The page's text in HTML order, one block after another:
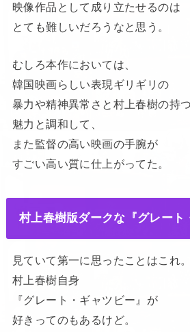
映像作品として成り立たせるのは
とても難しいだろうなと思う。
むしろ本作においては、
韓国映画らしい表現ギリギリの
暴力や精神異常さと村上春樹の持つ
魅力と調和して、
また監督の高い映画の手腕が
すごい高い質に仕上がってた。
村上春樹版ダークな『グレート
見ていて第一に思ったことはこれ。
村上春樹自身
『グレート・ギャツビー』が
好きってのもあるけど。